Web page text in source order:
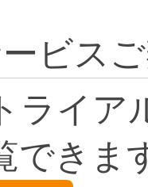
ビス
ライア
できま